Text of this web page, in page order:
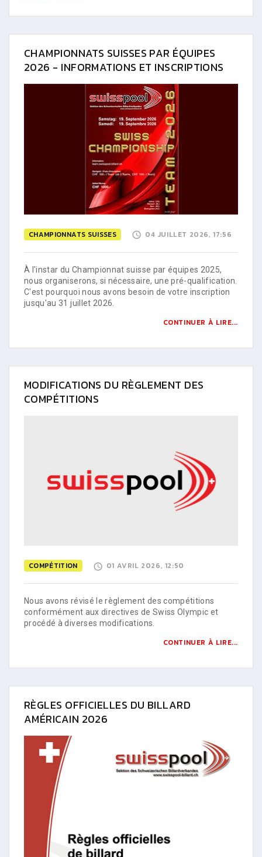
CHAMPIONNATS SUISSES PAR ÉQUIPES
2026 - INFORMATIONS ET INSCRIPTIONS
CHAMPIONNATS SUISSES 04 JUILLET 2026, 17:56
À l'instar du Championnat suisse par équipes 2025,
nous organiserons, si nécessaire, une pré-qualification.
C'est pourquoi nous avons besoin de votre inscription
jusqu'au 31 juillet 2026.
CONTINUER À LIRE...
MODIFICATIONS DU RÈGLEMENT DES
COMPÉTITIONS
COMPÉTITION 01 AVRIL 2026, 12:50
Nous avons révisé le règlement des compétitions
conformément aux directives de Swiss Olympic et
procédé à diverses modifications.
CONTINUER À LIRE...
RÈGLES OFFICIELLES DU BILLARD
AMÉRICAIN 2026